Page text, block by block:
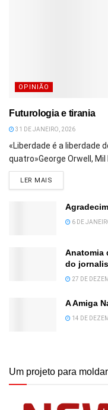
OPINIÃO
Futurologia e tirania
31 DE JANEIRO, 2026
«Liberdade é a liberdade
quatro»George Orwell,
LER MAIS
6 DE
Anatomia
do
27 DE
A Amiga
14 DE
Um projeto para